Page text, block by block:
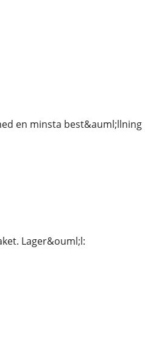
en minsta best&auml;llning
Lager&ouml;l: